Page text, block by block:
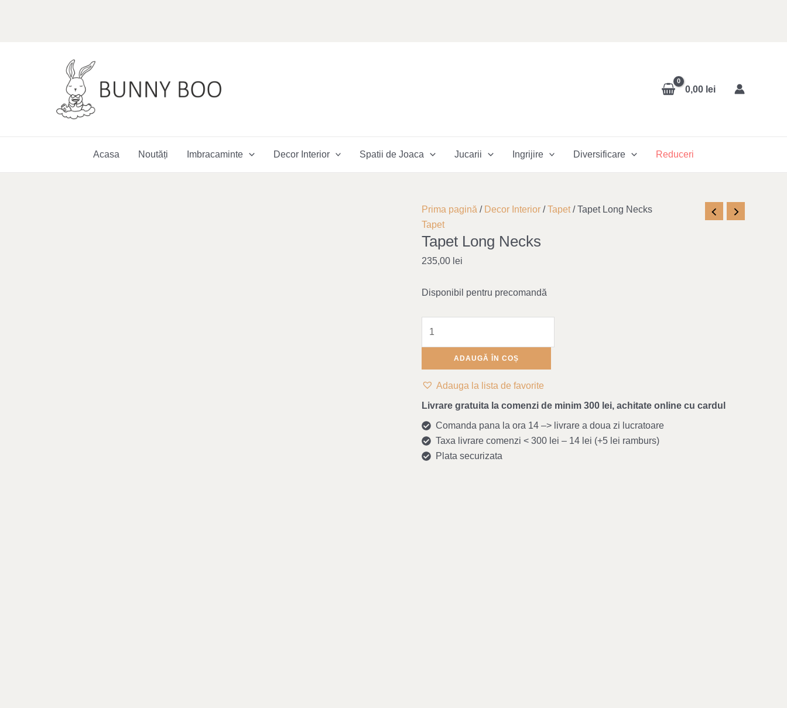
0,00 lei
Acasa Noutăți Imbracaminte Decor Interior Spatii de Joaca Jucarii Ingrijire Diversificare Reduceri
Prima pagină / Decor Interior /Tapet/ Tapet Long Necks
Tapet
Tapet Long Necks
235,00 lei
Disponibil pentru precomandă
Cantitate
Tapet
Long
ADAUGĂ ÎN COȘ
Adauga la lista de favorite
Livrare gratuita la comenzi de minim 300 lei, achitate online cu cardul
Comanda pana la ora 14 –> livrare a doua zi lucratoare
Taxa livrare comenzi < 300 lei – 14 lei (+5 lei ramburs)
Plata securizata